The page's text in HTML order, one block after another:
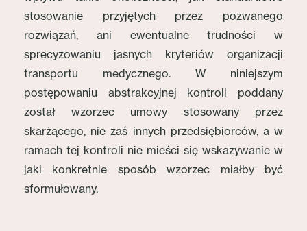
stosowanie przyjętych przez pozwanego
rozwiązań, ani ewentualne trudności w
sprecyzowaniu jasnych kryteriów organizacji
transportu medycznego. W niniejszym
postępowaniu abstrakcyjnej kontroli poddany
został wzorzec umowy stosowany przez
skarżącego, nie zaś innych przedsiębiorców, a w
ramach tej kontroli nie mieści się wskazywanie w
jaki konkretnie sposób wzorzec miałby być
sformułowany.